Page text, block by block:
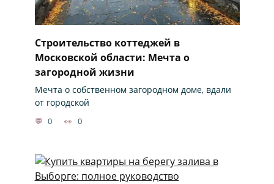
Строительство коттеджей в
Московской области: Мечта о
загородной жизни
Мечта о собственном загородном доме, вдали
от городской
0 0